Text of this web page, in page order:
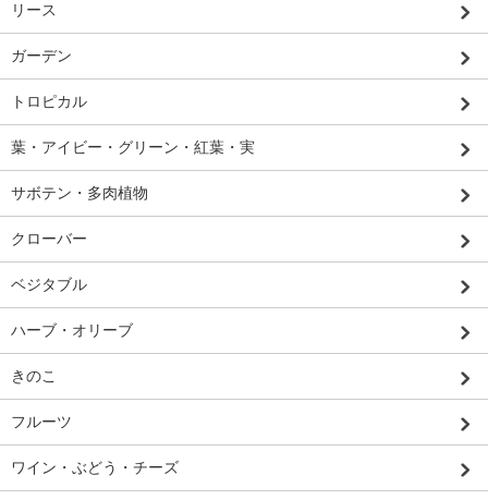
リース
ガーデン
トロピカル
葉・アイビー・グリーン・紅葉・実
サボテン・多肉植物
クローバー
ベジタブル
ハーブ・オリーブ
きのこ
フルーツ
ワイン・ぶどう・チーズ